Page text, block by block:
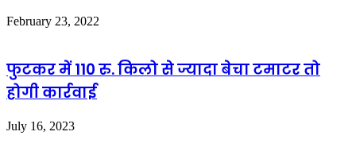
February 23, 2022
फुटकर में 110 रु. किलो से ज्यादा बेचा टमाटर तो
होगी कार्रवाई
July 16, 2023